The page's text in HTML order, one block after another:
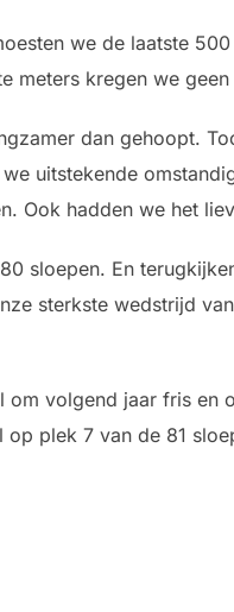
we de laatste
meters kregen we
dan gehoopt.
uitstekende
Ook hadden we het
sloepen. En
sterkste wedstrijd
volgend jaar fris en
plek 7 van de 81